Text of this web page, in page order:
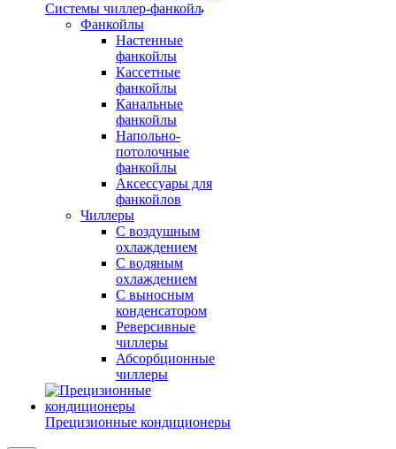
Системы чиллер-фанкойл
Фанкойлы
Настенные
фанкойлы
Кассетные
фанкойлы
Канальные
фанкойлы
Напольно-
потолочные
фанкойлы
Аксессуары для
фанкойлов
Чиллеры
С воздушным
охлаждением
С водяным
охлаждением
С выносным
конденсатором
Реверсивные
чиллеры
Абсорбционные
чиллеры
Прецизионные кондиционеры